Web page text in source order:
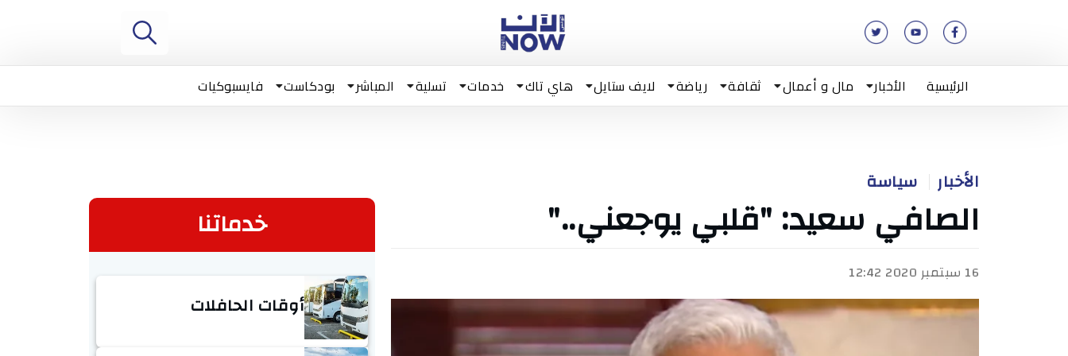
الرئيسية الأخبار مال و أعمال ثقافة رياضة لايف ستايل هاي تاك خدمات تسلية المباشر بودكاست فايسبوكيات
الأخبار سياسة
الصافي سعيد: "قلبي يوجعني.."
16 سبتمبر 2020 12:42
خدماتنا
أوقات الحافلات